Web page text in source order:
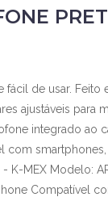
fácil de usar. Feito
ajustáveis para
integrado ao
com smartphones,
- K-MEX Modelo:
Compatível